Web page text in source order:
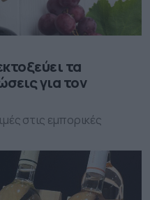
τα
για τον
στις εμπορικές